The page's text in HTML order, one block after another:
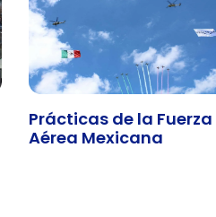
Prácticas de la Fuerza
Aérea Mexicana